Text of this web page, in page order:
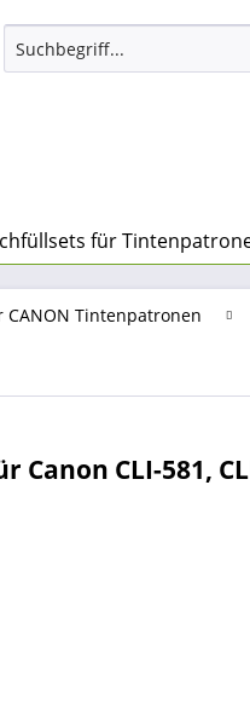
für
Tintenpatronen
CLI-581,